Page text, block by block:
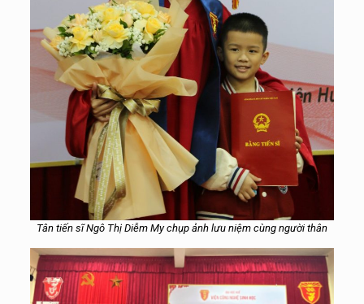
Tân tiến sĩ Ngô Thị Diễm My chụp ảnh lưu niệm cùng người thân